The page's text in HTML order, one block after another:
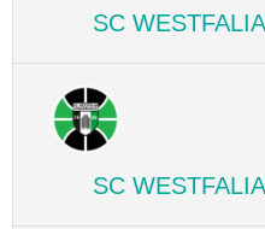
SC
SC